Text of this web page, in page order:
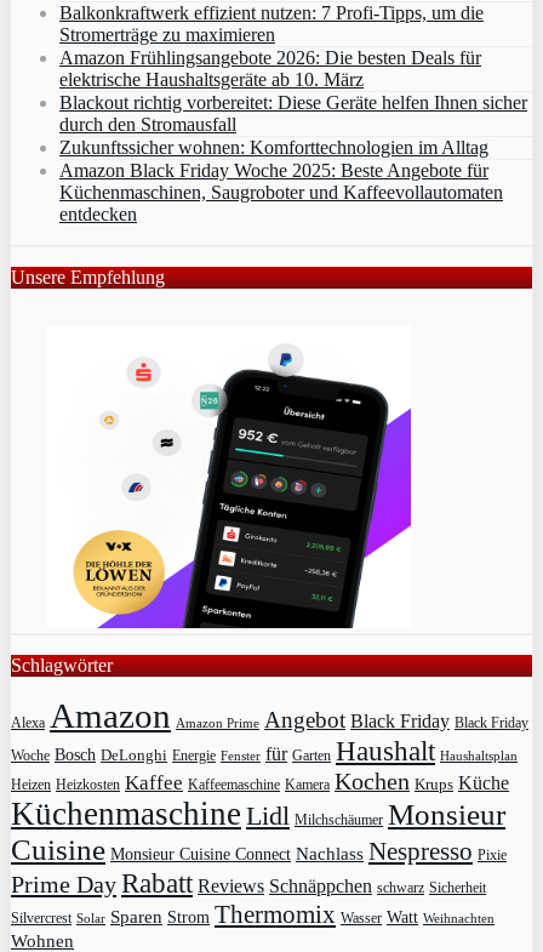
Balkonkraftwerk effizient nutzen: 7 Profi-Tipps, um die
Stromerträge zu maximieren
Amazon Frühlingsangebote 2026: Die besten Deals für
elektrische Haushaltsgeräte ab 10. März
Blackout richtig vorbereitet: Diese Geräte helfen Ihnen sicher
durch den Stromausfall
Zukunftssicher wohnen: Komforttechnologien im Alltag
Amazon Black Friday Woche 2025: Beste Angebote für
Küchenmaschinen, Saugroboter und Kaffeevollautomaten
entdecken
Unsere Empfehlung
Schlagwörter
Alexa Amazon Amazon Prime Angebot Black Friday Black Friday
Woche Bosch DeLonghi Energie Fenster für Garten Haushalt Haushaltsplan
Heizen Heizkosten Kaffee Kaffeemaschine Kamera Kochen Krups Küche
Küchenmaschine Lidl Milchschäumer Monsieur
Cuisine Monsieur Cuisine Connect Nachlass Nespresso Pixie
Prime DayRabatt Reviews Schnäppchen schwarz Sicherheit
Silvercrest Solar Sparen Strom Thermomix Wasser Watt Weihnachten
Wohnen